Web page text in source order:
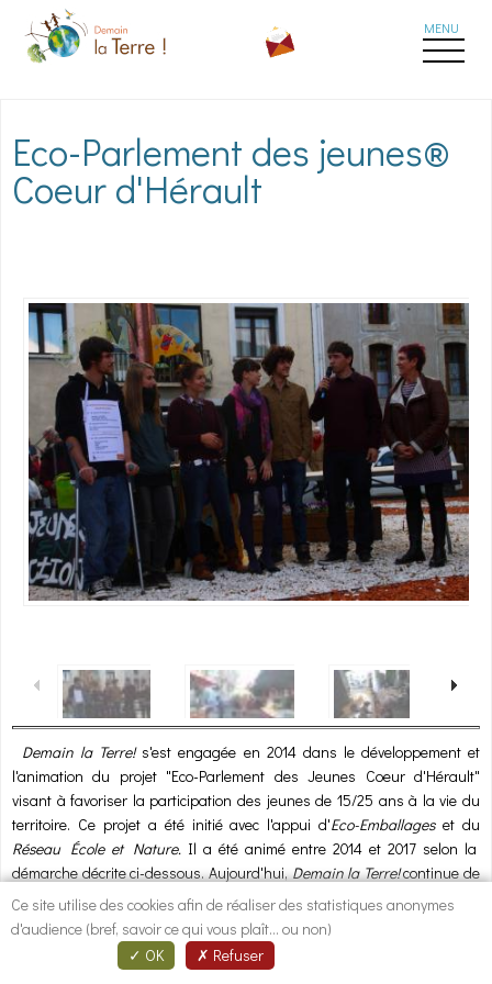
Aller au contenu principal
Eco-Parlement des jeunes®
Coeur d'Hérault
Demain la Terre!s'est engagée en 2014 dans le développement et
l'animation du projet "Eco-Parlement des Jeunes Coeur d'Hérault"
visant à favoriser la participation des jeunes de 15/25 ans à la vie du
territoire. Ce projet a été initié avec l'appui d'Eco-Emballageset du
Réseau École et Nature. Il a été animé entre 2014 et 2017 selon la
démarche décrite ci-dessous. Aujourd'hui,Demain la Terre!continue de
proposer à des jeunes des actions concrètes sur le terrain.
Ce site utilise des cookies afin de réaliser des statistiques anonymes
d'audience (bref, savoir ce qui vous plaît... ou non)
OK
Refuser